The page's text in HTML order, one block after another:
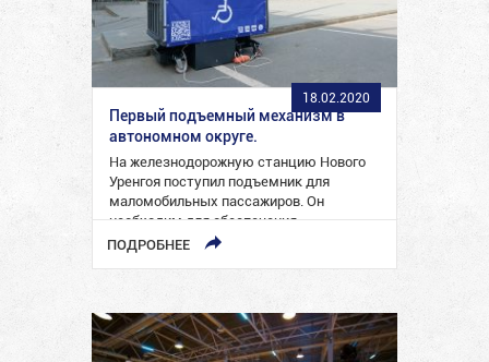
18.02.2020
Первый подъемный механизм в
автономном округе.
На железнодорожную станцию Нового
Уренгоя поступил подъемник для
маломобильных пассажиров. Он
необходим для обеспечения
беспрепятственной посадки и высадки
ПОДРОБНЕЕ